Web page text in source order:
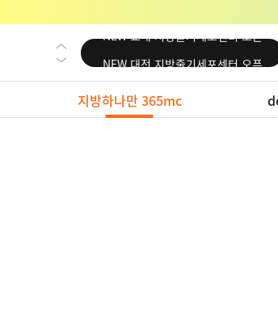
NEW 교대 지방줄기세포센터 오픈
NEW 노원 지방줄기세포센터 오픈
NEW 미국 LA점 오픈
지방하나만 365mc